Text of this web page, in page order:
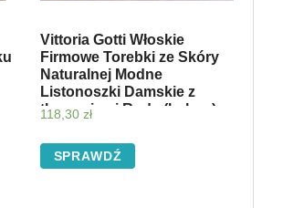
Vittoria Gotti Włoskie
Firmowe Torebki ze Skóry
Naturalnej Modne
Listonoszki Damskie z
tłoczeniami Rude (kolory)
118,30zł
SPRAWDŹ